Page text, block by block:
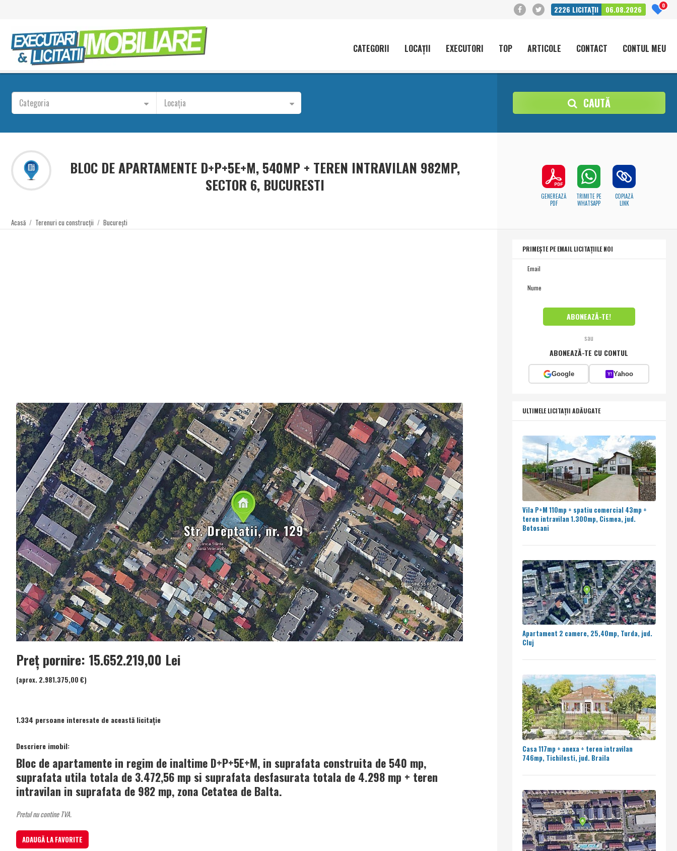
2226 LICITAȚII 06.08.2026 0
CATEGORII LOCAȚII EXECUTORI TOP ARTICOLE CONTACT CONTUL MEU
Categoria Locația CAUTĂ
BLOC DE APARTAMENTE D+P+5E+M, 540MP + TEREN INTRAVILAN 982MP,
SECTOR 6, BUCURESTI
Acasă / Terenuri cu construcții / București
GENEREAZĂ
PDF
TRIMITE PE
WHATSAPP
COPIAZĂ
LINK
Preț pornire: 15.652.219,00 Lei
(aprox. 2.981.375,00 €)
1.334 persoane interesate de această licitație
Descriere imobil:
Bloc de apartamente in regim de inaltime D+P+5E+M, in suprafata construita de 540 mp,
suprafata utila totala de 3.472,56 mp si suprafata desfasurata totala de 4.298 mp + teren
intravilan in suprafata de 982 mp, zona Cetatea de Balta.
Pretul nu contine TVA.
ADAUGĂ LA FAVORITE
PRIMEȘTE PE EMAIL LICITAȚIILE NOI
sau
ABONEAZĂ-TE CU CONTUL
Google Y! Yahoo
ULTIMELE LICITAȚII ADĂUGATE
Vila P+M 110mp + spatiu comercial 43mp +
teren intravilan 1.300mp, Cismea, jud.
Botosani
Apartament 2 camere, 25,40mp, Turda, jud.
Cluj
Casa 117mp + anexa + teren intravilan
746mp, Tichilesti, jud. Braila